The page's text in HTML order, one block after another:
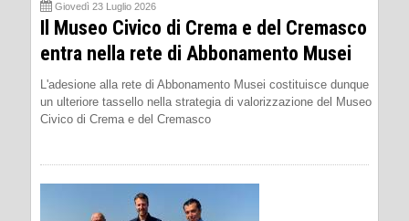
Giovedì 23 Luglio 2026
Il Museo Civico di Crema e del Cremasco
entra nella rete di Abbonamento Musei
L'adesione alla rete di Abbonamento Musei costituisce dunque
un ulteriore tassello nella strategia di valorizzazione del Museo
Civico di Crema e del Cremasco